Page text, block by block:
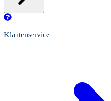
Klantenservice